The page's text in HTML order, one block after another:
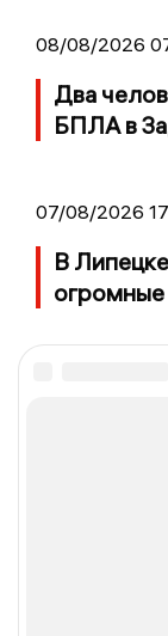
08/08/2026
Два
БПЛА в
07/08/2026
В